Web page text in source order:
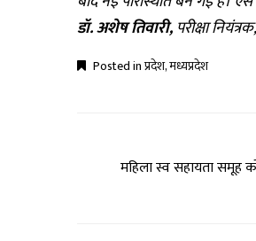
डॉ. अशेष तिवारी, परीक्षा
Posted inप्रदेश,मध्यप्रदेश
महिला स्व सहायता समूह